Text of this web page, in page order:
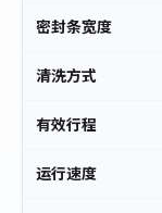
密封条宽度
清洗方式
有效行程
运行速度